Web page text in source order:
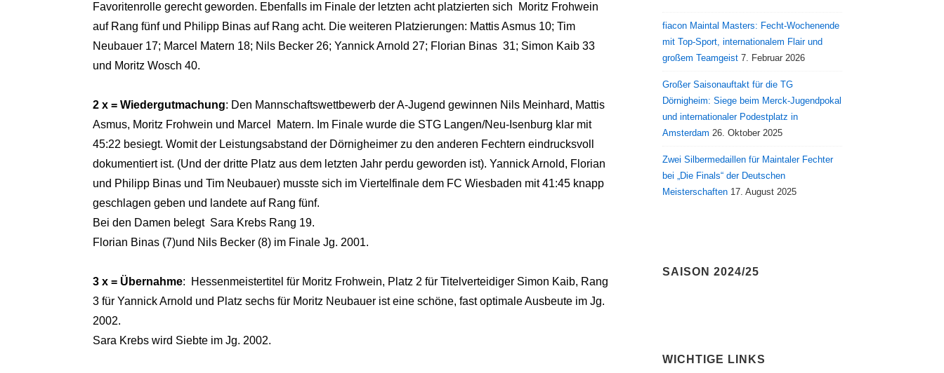
Favoritenrolle gerecht geworden. Ebenfalls im Finale der letzten acht platzierten sich Moritz Frohwein
auf Rang fünf und Philipp Binas auf Rang acht. Die weiteren Platzierungen: Mattis Asmus 10; Tim
Neubauer 17; Marcel Matern 18; Nils Becker 26; Yannick Arnold 27; Florian Binas 31; Simon Kaib 33
und Moritz Wosch 40.
2 x = Wiedergutmachung: Den Mannschaftswettbewerb der A-Jugend gewinnen Nils Meinhard, Mattis
Asmus, Moritz Frohwein und Marcel Matern. Im Finale wurde die STG Langen/Neu-Isenburg klar mit
45:22 besiegt. Womit der Leistungsabstand der Dörnigheimer zu den anderen Fechtern eindrucksvoll
dokumentiert ist. (Und der dritte Platz aus dem letzten Jahr perdu geworden ist). Yannick Arnold, Florian
und Philipp Binas und Tim Neubauer) musste sich im Viertelfinale dem FC Wiesbaden mit 41:45 knapp
geschlagen geben und landete auf Rang fünf.
Bei den Damen belegt Sara Krebs Rang 19.
Florian Binas (7)und Nils Becker (8) im Finale Jg. 2001.
3 x = Übernahme: Hessenmeistertitel für Moritz Frohwein, Platz 2 für Titelverteidiger Simon Kaib, Rang
3 für Yannick Arnold und Platz sechs für Moritz Neubauer ist eine schöne, fast optimale Ausbeute im Jg.
2002.
Sara Krebs wird Siebte im Jg. 2002.
fiacon Maintal Masters: Fecht-Wochenende
mit Top-Sport, internationalem Flair und
großem Teamgeist 7. Februar 2026
Großer Saisonauftakt für die TG
Dörnigheim: Siege beim Merck-Jugendpokal
und internationaler Podestplatz in
Amsterdam 26. Oktober 2025
Zwei Silbermedaillen für Maintaler Fechter
bei „Die Finals“ der Deutschen
Meisterschaften 17. August 2025
SAISON 2024/25
WICHTIGE LINKS